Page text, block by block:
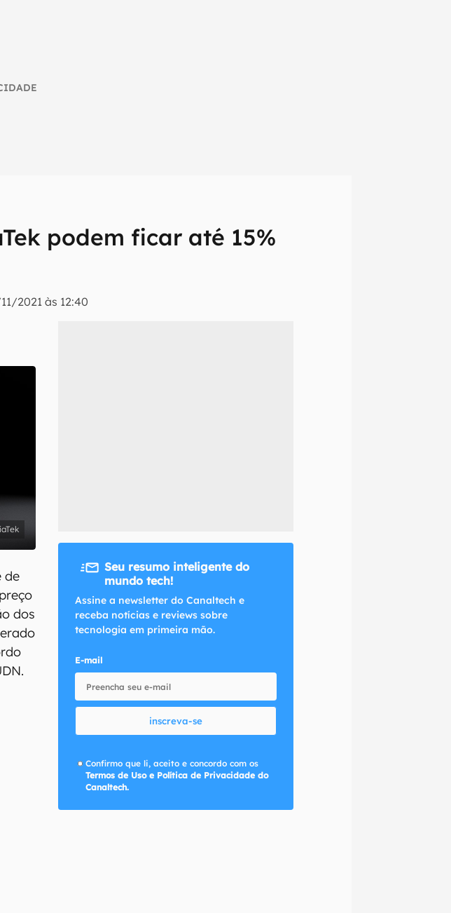
podem ficar até 15%
2021 às 12:40
sobre tecnologia em primeira
de
dos
Seu resumo inteligente do
mundo tech!
Assine a newsletter do Canaltech e
receba notícias e reviews sobre
tecnologia em primeira mão.
E-mail
inscreva-se
Confirmo que li, aceito e concordo com os
Termos de Uso e Política de Privacidade do
Canaltech.